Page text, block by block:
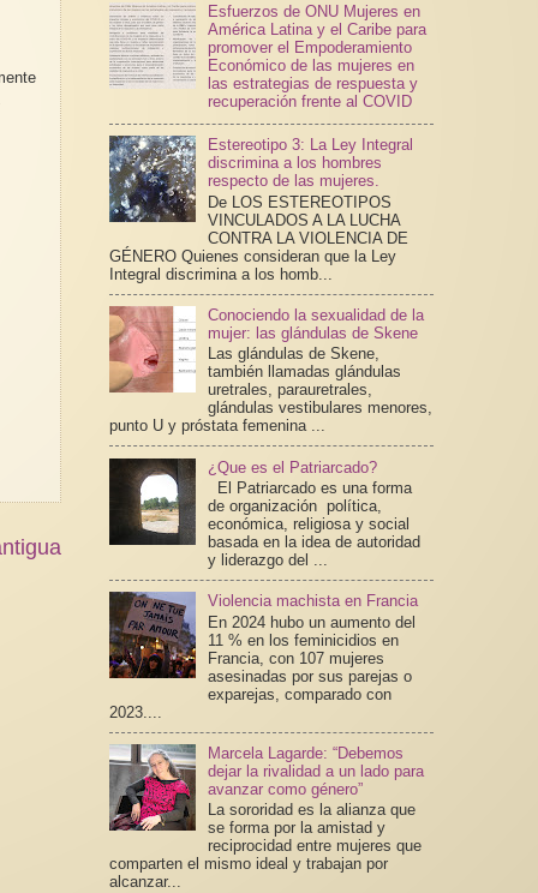
Esfuerzos de ONU Mujeres en
América Latina y el Caribe para
promover el Empoderamiento
Económico de las mujeres en
las estrategias de respuesta y
recuperación frente al COVID
Estereotipo 3: La Ley Integral
discrimina a los hombres
respecto de las mujeres.
De LOS ESTEREOTIPOS
VINCULADOS A LA LUCHA
CONTRA LA VIOLENCIA DE
GÉNERO Quienes consideran que la Ley
Integral discrimina a los homb...
Conociendo la sexualidad de la
mujer: las glándulas de Skene
Las glándulas de Skene,
también llamadas glándulas
uretrales, parauretrales,
glándulas vestibulares menores,
punto U y próstata femenina ...
¿Que es el Patriarcado?
El Patriarcado es una forma
de organización política,
económica, religiosa y social
basada en la idea de autoridad
y liderazgo del ...
Violencia machista en Francia
En 2024 hubo un aumento del
11 % en los feminicidios en
Francia, con 107 mujeres
asesinadas por sus parejas o
exparejas, comparado con
2023....
Marcela Lagarde: “Debemos
dejar la rivalidad a un lado para
avanzar como género”
La sororidad es la alianza que
se forma por la amistad y
reciprocidad entre mujeres que
comparten el mismo ideal y trabajan por
alcanzar...